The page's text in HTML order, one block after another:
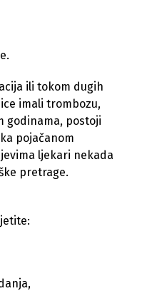
ili tokom dugih
imali trombozu,
godinama, postoji
pojačanom
ljekari nekada
pretrage.